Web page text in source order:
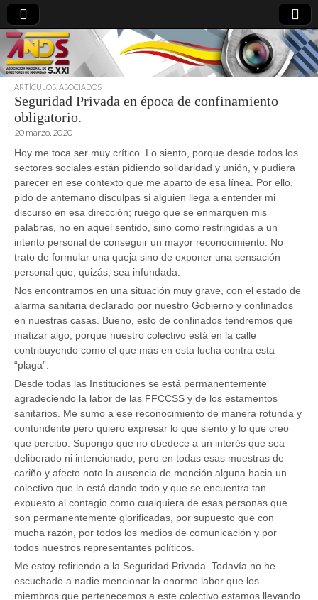
directoresdeseguridad.es
ARTÍCULOS ASOCIADOS
Seguridad Privada en época de confinamiento
obligatorio.
20 marzo, 2020
Hoy me toca ser muy crítico. Lo siento, porque desde todos los
sectores sociales están pidiendo solidaridad y unión, y pudiera
parecer en ese contexto que me aparto de esa línea. Por ello,
pido de antemano disculpas si alguien llega a entender mi
discurso en esa dirección; ruego que se enmarquen mis
palabras, no en aquel sentido, sino como restringidas a un
intento personal de conseguir un mayor reconocimiento. No
trato de formular una queja sino de exponer una sensación
personal que, quizás, sea infundada.
Nos encontramos en una situación muy grave, con el estado de
alarma sanitaria declarado por nuestro Gobierno y confinados
en nuestras casas. Bueno, esto de confinados tendremos que
matizar algo, porque nuestro colectivo está en la calle
contribuyendo como el que más en esta lucha contra esta
“plaga”.
Desde todas las Instituciones se está permanentemente
agradeciendo la labor de las FFCCSS y de los estamentos
sanitarios. Me sumo a ese reconocimiento de manera rotunda y
contundente pero quiero expresar lo que siento y lo que creo
que percibo. Supongo que no obedece a un interés que sea
deliberado ni intencionado, pero en todas esas muestras de
cariño y afecto noto la ausencia de mención alguna hacia un
colectivo que lo está dando todo y que se encuentra tan
expuesto al contagio como cualquiera de esas personas que
son permanentemente glorificadas, por supuesto que con
mucha razón, por todos los medios de comunicación y por
todos nuestros representantes políticos.
Me estoy refiriendo a la Seguridad Privada. Todavía no he
escuchado a nadie mencionar la enorme labor que los
miembros que pertenecemos a este colectivo estamos llevando